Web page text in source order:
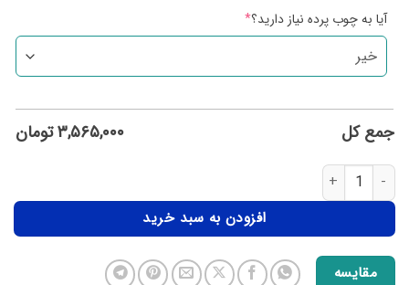
آیا به چوب پرده نیاز دارید؟*
جمع کل ۳,۵۶۵,۰۰۰تومان
افزودن به سبد خرید
مقایسه